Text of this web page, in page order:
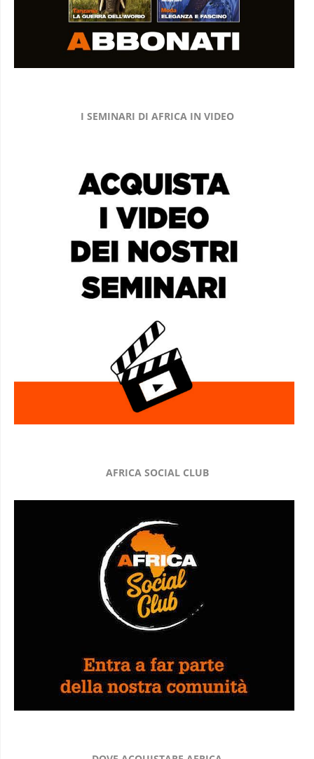
I SEMINARI DI AFRICA IN VIDEO
AFRICA SOCIAL CLUB